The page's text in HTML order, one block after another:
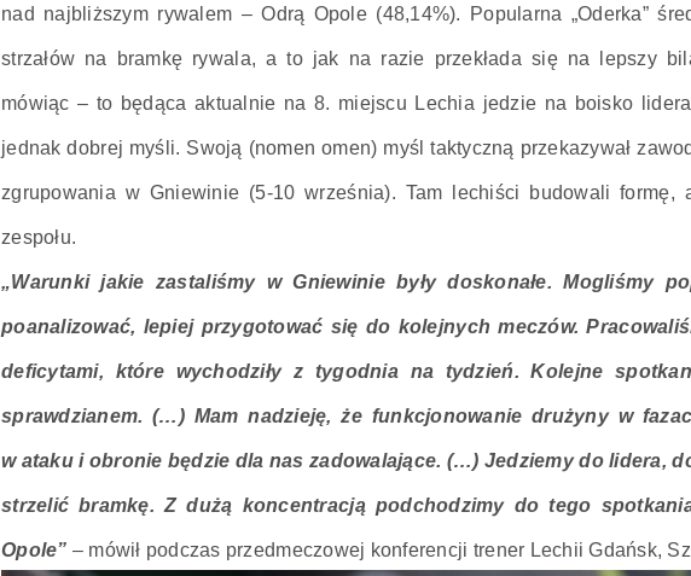
nad najbliższym rywalem – Odrą Opole (48,14%). Popularna „Oderka”
strzałów na bramkę rywala, a to jak na razie przekłada się na lepszy
mówiąc – to będąca aktualnie na 8. miejscu Lechia jedzie na boisko
jednak dobrej myśli. Swoją (nomen omen) myśl taktyczną przekazywał
zgrupowania w Gniewinie (5-10 września). Tam lechiści budowali formę,
zespołu.
„Warunki jakie zastaliśmy w Gniewinie były doskonałe. Mogliśmy
poanalizować, lepiej przygotować się do kolejnych meczów.
deficytami, które wychodziły z tygodnia na tydzień. Kolejne
sprawdzianem. (…) Mam nadzieję, że funkcjonowanie drużyny w
w ataku i obronie będzie dla nas zadowalające. (…) Jedziemy do lidera,
strzelić bramkę. Z dużą koncentracją podchodzimy do tego
Opole” – mówił podczas przedmeczowej konferencji trener Lechii Gdańsk,